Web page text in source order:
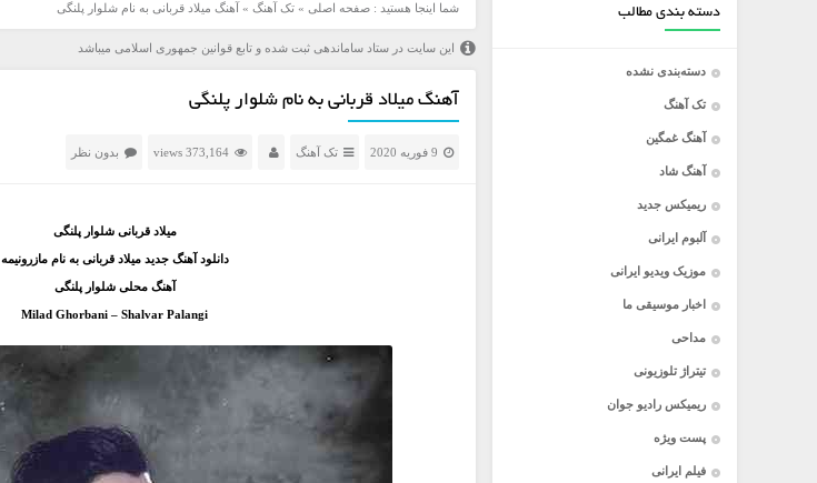
دسته بندی مطالب
دسته‌بندی نشده
تک آهنگ
آهنگ غمگین
آهنگ شاد
ریمیکس جدید
آلبوم ایرانی
موزیک ویدیو ایرانی
اخبار موسیقی ما
مداحی
تیتراژ تلوزیونی
ریمیکس رادیو جوان
پست ویژه
فیلم ایرانی
شما اینجا هستید : صفحه اصلی » تک آهنگ » آهنگ میلاد قربانی به نام شلوار پلنگی
این سایت در ستاد ساماندهی ثبت شده و تابع قوانین جمهوری اسلامی میباشد
آهنگ میلاد قربانی به نام شلوار پلنگی
9 فوریه 2020 تک آهنگ 373,164 views بدون نظر
میلاد قربانی شلوار پلنگی
دانلود آهنگ جدید میلاد قربانی به نام مازرونیمه
آهنگ محلی شلوار پلنگی
Milad Ghorbani – Shalvar Palangi